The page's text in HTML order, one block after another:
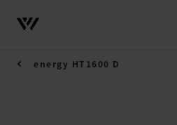
energy HT1600 D